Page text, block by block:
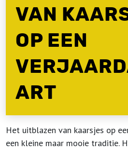
VAN
OP EEN
ART
Het uitblazen van kaarsjes op
een kleine maar mooie traditie.